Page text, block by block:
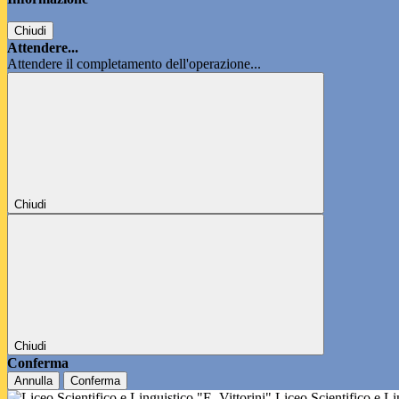
Chiudi
Attendere...
Attendere il completamento dell'operazione...
Chiudi
Chiudi
Conferma
Annulla Conferma